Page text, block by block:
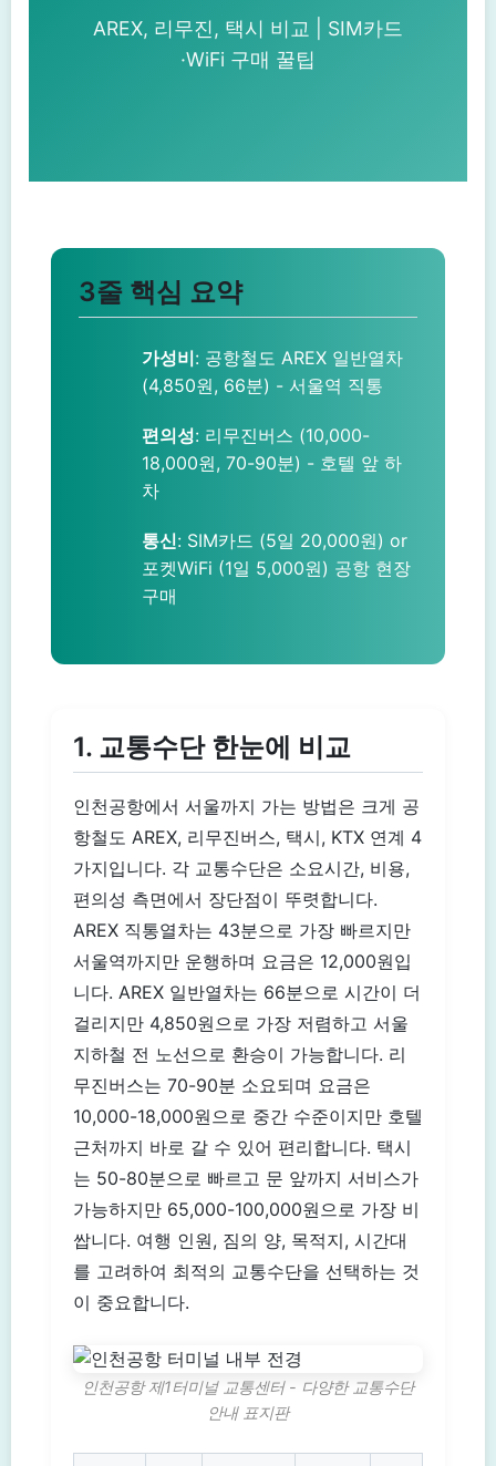
AREX, 리무진, 택시 비교 | SIM카드
·WiFi 구매 꿀팁
3줄 핵심 요약
가성비: 공항철도 AREX 일반열차
(4,850원, 66분) - 서울역 직통
편의성: 리무진버스 (10,000-
18,000원, 70-90분) - 호텔 앞 하
차
통신: SIM카드 (5일 20,000원) or
포켓WiFi (1일 5,000원) 공항 현장
구매
1. 교통수단 한눈에 비교
인천공항에서 서울까지 가는 방법은 크게 공
항철도 AREX, 리무진버스, 택시, KTX 연계 4
가지입니다. 각 교통수단은 소요시간, 비용,
편의성 측면에서 장단점이 뚜렷합니다.
AREX 직통열차는 43분으로 가장 빠르지만
서울역까지만 운행하며 요금은 12,000원입
니다. AREX 일반열차는 66분으로 시간이 더
걸리지만 4,850원으로 가장 저렴하고 서울
지하철 전 노선으로 환승이 가능합니다. 리
무진버스는 70-90분 소요되며 요금은
10,000-18,000원으로 중간 수준이지만 호텔
근처까지 바로 갈 수 있어 편리합니다. 택시
는 50-80분으로 빠르고 문 앞까지 서비스가
가능하지만 65,000-100,000원으로 가장 비
쌉니다. 여행 인원, 짐의 양, 목적지, 시간대
를 고려하여 최적의 교통수단을 선택하는 것
이 중요합니다.
인천공항 제1터미널 교통센터 - 다양한 교통수단
안내 표지판